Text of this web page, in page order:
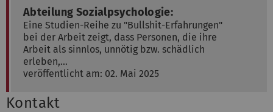
Abteilung Sozialpsychologie:
Eine Studien-Reihe zu "Bullshit-Erfahrungen"
bei der Arbeit zeigt, dass Personen, die ihre
Arbeit als sinnlos, unnötig bzw. schädlich
erleben,…
veröffentlicht am: 02. Mai 2025
Kontakt